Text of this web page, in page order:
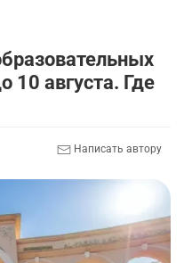
10 августа. Где
Написать автору